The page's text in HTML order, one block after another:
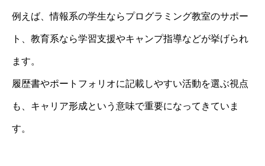
例えば、情報系の学生ならプログラミング教室のサポー
ト、教育系なら学習支援やキャンプ指導などが挙げられ
ます。
履歴書やポートフォリオに記載しやすい活動を選ぶ視点
も、キャリア形成という意味で重要になってきていま
す。